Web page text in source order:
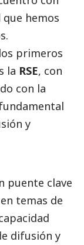
que hemos
primeros
la RSE, con
con la
y
puente clave
temas de
difusión y